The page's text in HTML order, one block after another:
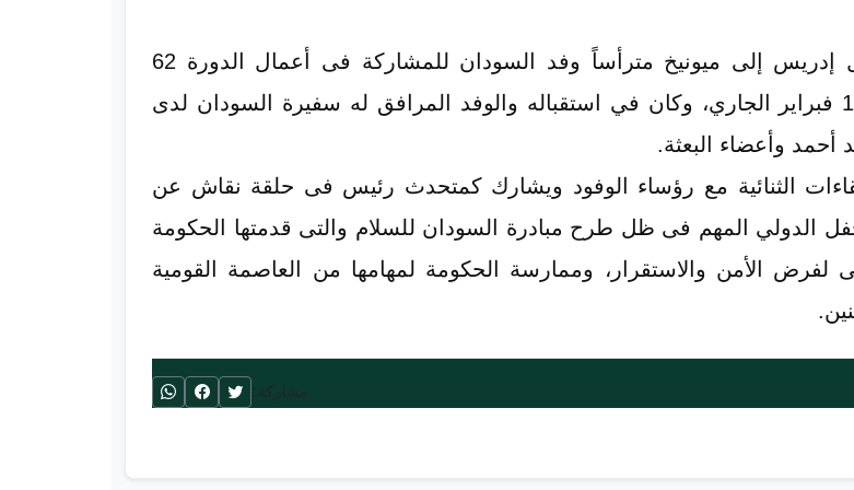
وصل معالي السيد/ رئيس الوزارء بروفيسور كامل إدريس إلى ميونيخ مترأساً وفد السودان للمشاركة فى أعمال الدورة 62
لمؤتمر ميونيخ للأمن المنعقد خلال الفترة من 13-15 فبراير الجاري، وكان في استقباله والوفد المرافق له سفيرة السودان لدى
أحمد وأعضاء البعثة.
الثنائية مع رؤساء الوفود ويشارك كمتحدث رئيس فى حلقة نقاش عن
الدولي المهم فى ظل طرح مبادرة السودان للسلام والتى قدمتها الحكومة
الأمن والاستقرار، وممارسة الحكومة لمهامها من العاصمة القومية